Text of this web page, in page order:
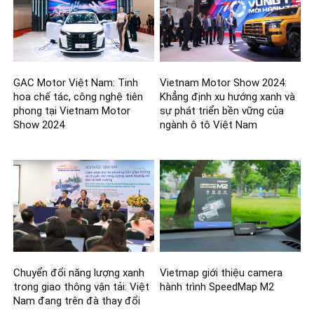
GAC Motor Việt Nam: Tinh
hoa chế tác, công nghệ tiên
phong tại Vietnam Motor
Show 2024
Vietnam Motor Show 2024:
Khẳng định xu hướng xanh và
sự phát triển bền vững của
ngành ô tô Việt Nam
Chuyển đổi năng lượng xanh
trong giao thông vận tải: Việt
Nam đang trên đà thay đổi
Vietmap giới thiệu camera
hành trình SpeedMap M2